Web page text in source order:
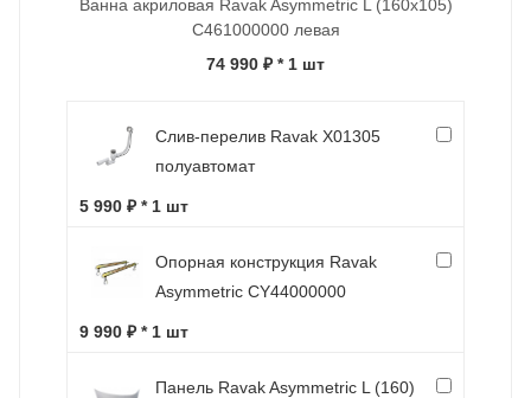
Ванна акриловая Ravak Asymmetric L (160x105)
C461000000 левая
74 990 ₽ * 1 шт
Слив-перелив Ravak X01305
полуавтомат
5 990 ₽ * 1 шт
Опорная конструкция Ravak
Asymmetric CY44000000
9 990 ₽ * 1 шт
Панель Ravak Asymmetric L (160)